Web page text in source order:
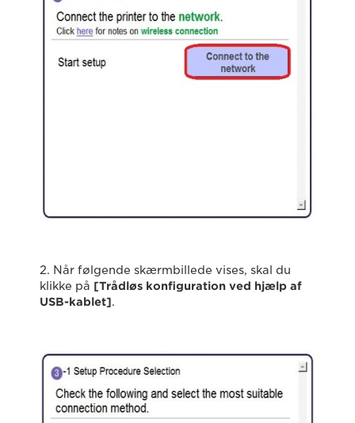
2. Når følgende skærmbillede vises, skal du
klikke på [Trådløs konfiguration ved hjælp af
USB-kablet].